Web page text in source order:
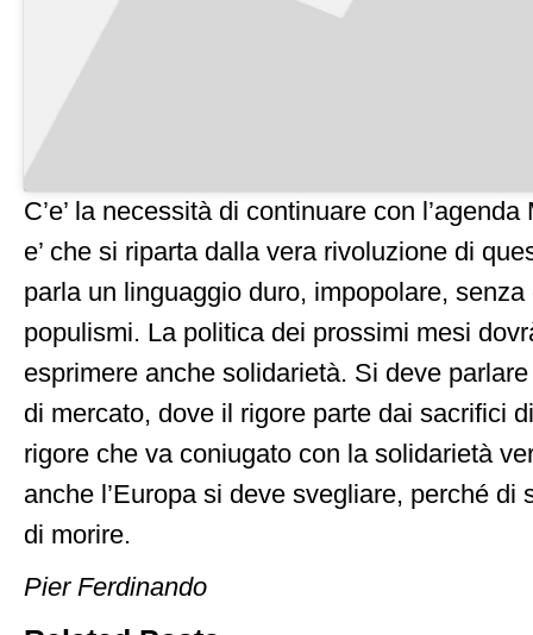
C’e’ la necessità di continuare con l’agenda
e’ che si riparta dalla vera rivoluzione di
parla un linguaggio duro, impopolare,
populismi. La politica dei prossimi mesi
esprimere anche solidarietà. Si deve
di mercato, dove il rigore parte dai sacrifici
rigore che va coniugato con la solidarietà
anche l’Europa si deve svegliare, perché di
di morire.
Pier Ferdinando